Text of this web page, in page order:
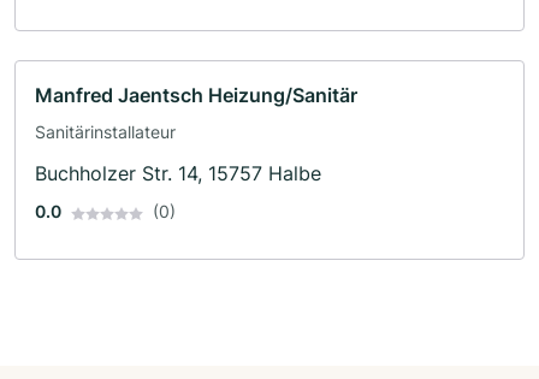
Manfred Jaentsch Heizung/Sanitär
Sanitärinstallateur
Buchholzer Str. 14, 15757 Halbe
0.0 (0)